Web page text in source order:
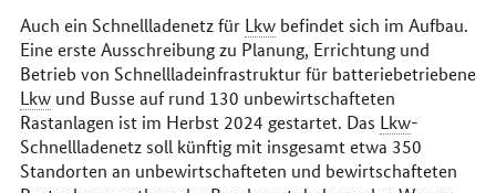
Auch ein Schnellladenetz für Lkwbefindet sich im Aufbau.
Eine erste Ausschreibung zu Planung, Errichtung und
Betrieb von Schnellladeinfrastruktur für batteriebetriebene
Lkwund Busse auf rund 130 unbewirtschafteten
Rastanlagen ist im Herbst 2024 gestartet. Das Lkw-
Schnellladenetz soll künftig mit insgesamt etwa 350
Standorten an unbewirtschafteten und bewirtschafteten